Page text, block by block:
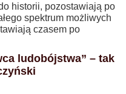
historii, pozostawiają po
spektrum możliwych
czasem po
ludobójstwa” – tak